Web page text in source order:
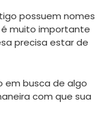
possuem nomes
é muito importante
precisa estar de
em busca de algo
com que sua